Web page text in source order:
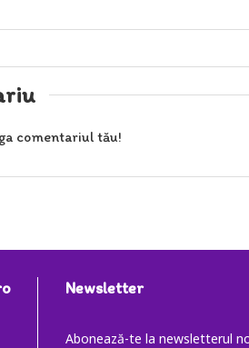
comentariul tău!
Newsletter
Abonează-te la newsletterul